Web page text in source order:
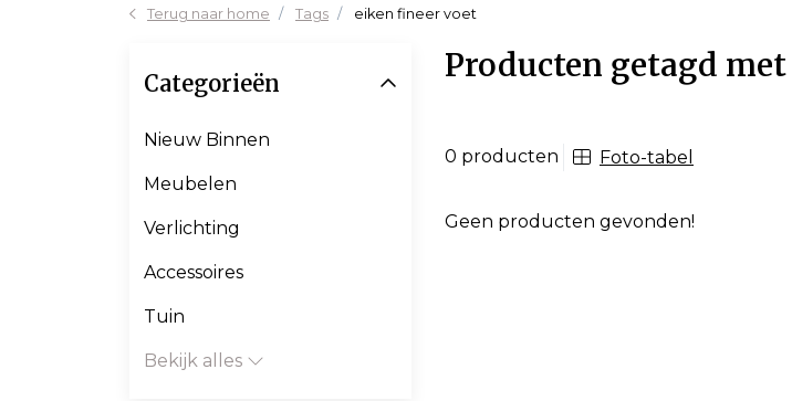
Terug naar home Tags eiken fineer voet
Producten getagd
0 producten Foto-tabel
Geen producten gevonden!
Categorieën
Nieuw Binnen
Meubelen
Verlichting
Accessoires
Tuin
Bekijk alles